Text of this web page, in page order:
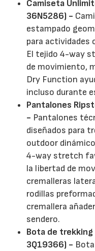
Camiseta
36N5286) -
estampado
para actividades
El tejido 4-way
de movimiento,
Dry Function
incluso durante
Pantalones
- Pantalones
diseñados para
outdoor
4-way stretch
la libertad de
cremalleras
rodillas
cremallera
sendero.
Bota de trekking
3Q19366) -